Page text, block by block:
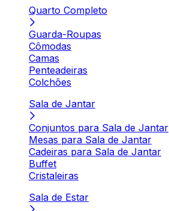
Quarto Completo
Guarda-Roupas
Cômodas
Camas
Penteadeiras
Colchões
Sala de Jantar
Conjuntos para Sala de Jantar
Mesas para Sala de Jantar
Cadeiras para Sala de Jantar
Buffet
Cristaleiras
Sala de Estar